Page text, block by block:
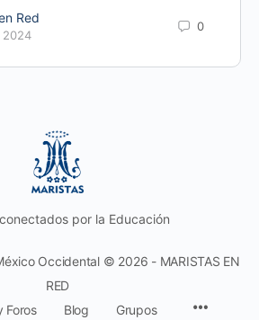
Red
2024
0
por la Educación
Occidental © 2026 - MARISTAS EN
RED
Foros Blog Grupos